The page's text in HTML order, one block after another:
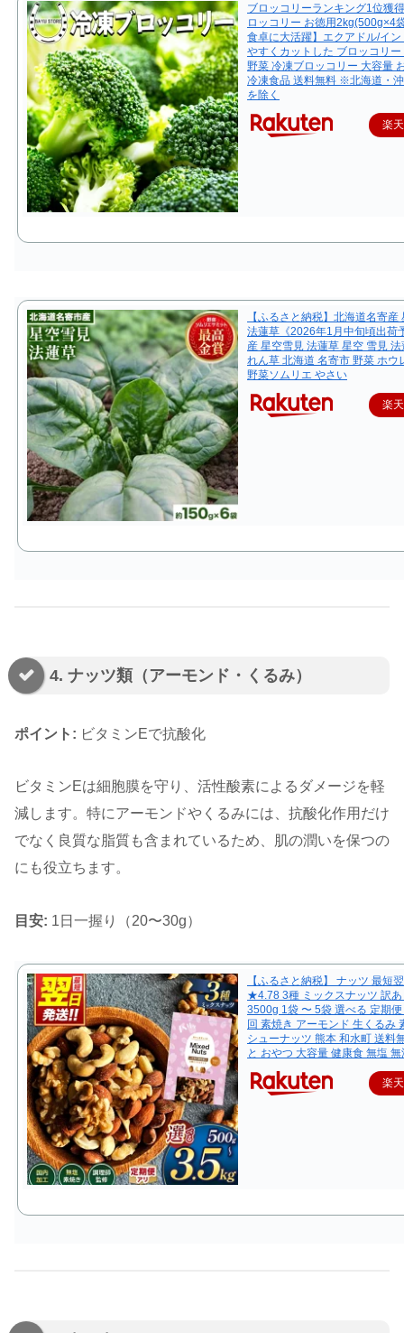
ブロッコリーランキング1位獲
ロッコリー お徳用2kg(500g×4
食卓に大活躍】エクアドル/イン
やすくカットした ブロッコリー
野菜 冷凍ブロッコリー 大容量
冷凍食品 送料無料 ※北海道・
を除く
楽
【ふるさと納税】北海道名寄産
法蓮草《2026年1月中旬頃出荷
産 星空雪見 法蓮草 星空 雪見
れん草 北海道 名寄市 野菜 ホウ
野菜ソムリエ やさい
楽
4. ナッツ類（アーモンド・くるみ）
ポイント: ビタミンEで抗酸化
ビタミンEは細胞膜を守り、活性酸素によるダメージを軽
減します。特にアーモンドやくるみには、抗酸化作用だけ
でなく良質な脂質も含まれているため、肌の潤いを保つの
にも役立ちます。
目安: 1日一握り（20〜30g）
【ふるさと納税】 ナッツ 最短
★4.78 3種 ミックスナッツ 訳
3500g 1袋 〜 5袋 選べる 定期
回 素焼き アーモンド 生くるみ
シューナッツ 熊本 和水町 送料
と おやつ 大容量 健康食 無塩
楽